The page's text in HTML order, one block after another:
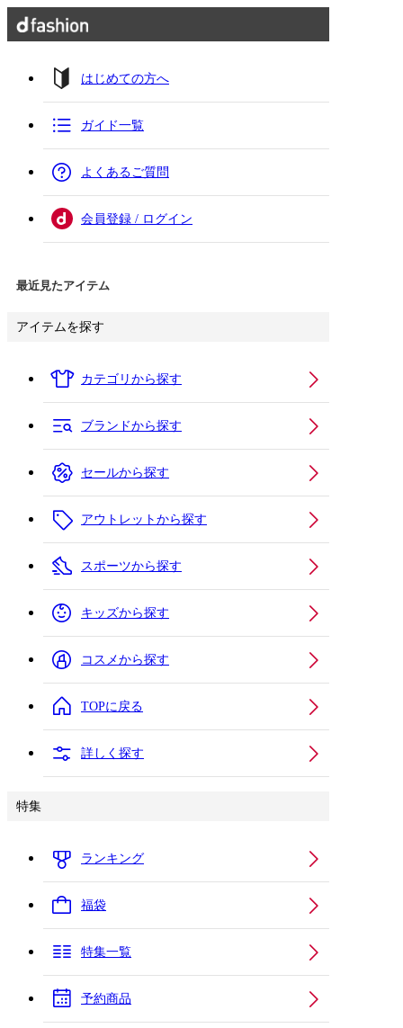
はじめての方へ
ガイド一覧
よくあるご質問
会員登録 / ログイン
最近見たアイテム
アイテムを探す
カテゴリから探す
ブランドから探す
セールから探す
アウトレットから探す
スポーツから探す
キッズから探す
コスメから探す
TOPに戻る
詳しく探す
特集
ランキング
福袋
特集一覧
予約商品